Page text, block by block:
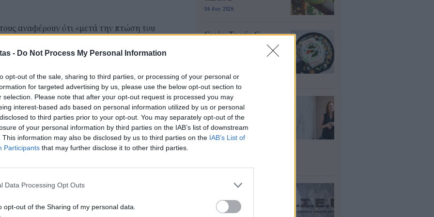
- Do Not Process My Personal Information
opt-out of the sale, sharing to third parties, or processing of your personal or
for targeted advertising by us, please use the below opt-out section to
selection. Please note that after your opt-out request is processed you may
interest-based ads based on personal information utilized by us or personal
to third parties prior to your opt-out. You may separately opt-out of the
of your personal information by third parties on the IAB’s list of downstream
This information may also be disclosed by us to third parties on the IAB’s List of
Participants that may further disclose it to other third parties.
Data Processing Opt Outs
opt-out of the Sharing of my personal data.
αναφέρουν ότι «μετά την πτώση του
από την Τουρκία έχουν εντείνει
Κούρδων εταίρων μας, απειλώντας για άλλη μια
της επανεμφάνισης του Ισλαμικού
Κρις Βαν Χόλεν και Λίντσεϊ
που προβλέπονταν στο αντίστοιχο νομοσχέδιο
είχε ως αποτέλεσμα να εξαναγκάσει την
από αυτήν να προβούν σε μια
περιλαμβανόταν κυρώσεις εναντίον:
συμπεριλαμβανομένου του ίδιου του
06 Αυγ 2026
Casio: Το νέο G-
SHOCK Pokémon για
06 Αυγ 2026
Διορισμοί
εκπαιδευτικών 2026:
Πότε βγαίνουν τα
ονόματα και τι
ΑΣΕΠ 6Κ/2026:
Τελευταία μέρα για
315 μόνιμες